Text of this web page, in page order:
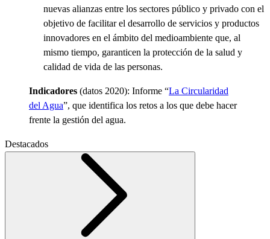
nuevas alianzas entre los sectores público y privado con el
objetivo de facilitar el desarrollo de servicios y productos
innovadores en el ámbito del medioambiente que, al
mismo tiempo, garanticen la protección de la salud y
calidad de vida de las personas.
Indicadores (datos 2020): Informe “La Circularidad
del Agua”, que identifica los retos a los que debe hacer
frente la gestión del agua.
Destacados